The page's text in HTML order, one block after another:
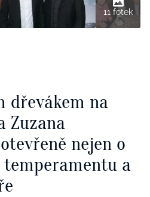
11 fotek
dřevákem na
Zuzana
nejen o
a